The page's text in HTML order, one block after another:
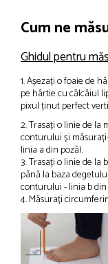
Cum ne
Ghidul pentru
1. Așezați o foaie de
pe hârtie cu călcâiul
pixul ținut perfect
2. Trasați o linie de
conturului și
linia a din poză).
3. Trasați o linie de
până la baza
conturului - linia b din
4. Măsurați